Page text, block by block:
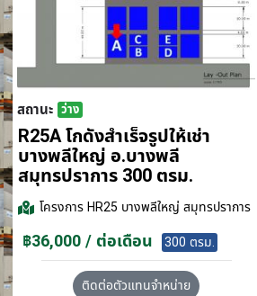
สถานะ ว่าง
R25A โกดังสำเร็จรูปให้เช่า
บางพลีใหญ่ อ.บางพลี
สมุทรปราการ 300 ตรม.
โครงการHR25 บางพลีใหญ่ สมุทรปราการ
฿36,000 / ต่อเดือน 300 ตรม.
ติดต่อตัวแทนจำหน่าย